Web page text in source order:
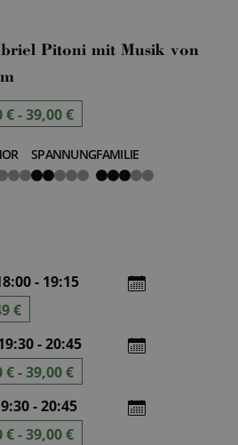
Pitoni mit Musik von
€ - 39,00 €
SPANNUNG
2
von
FAMILIE
3
von
- 19:15
€
- 20:45
€ - 39,00 €
- 20:45
€ - 39,00 €